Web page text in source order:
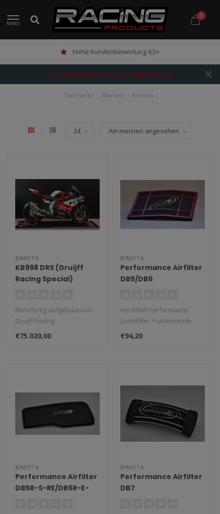
MENU
0
Hohe Kundenbewertung 9,5+
The best webshop for your racing products!
Startseite Marken Bimota
BIMOTA
KB998 DRS (Druijff
Racing Special)
Rennfertig aufgebaut von
Druijff Racing
Motec M130-ECU mit
Superbike-Software
€75.020,00
BIMOTA
Performance Airfilter
DB5/DB6
Het MWR Performance
Luchtfilter = uitstekende
prestaties en max.
bescherming. Ge..
€94,20
BIMOTA
Performance Airfilter
DB5R-S-RE/DB6R-E-
BIMOTA
Performance Airfilter
DB7